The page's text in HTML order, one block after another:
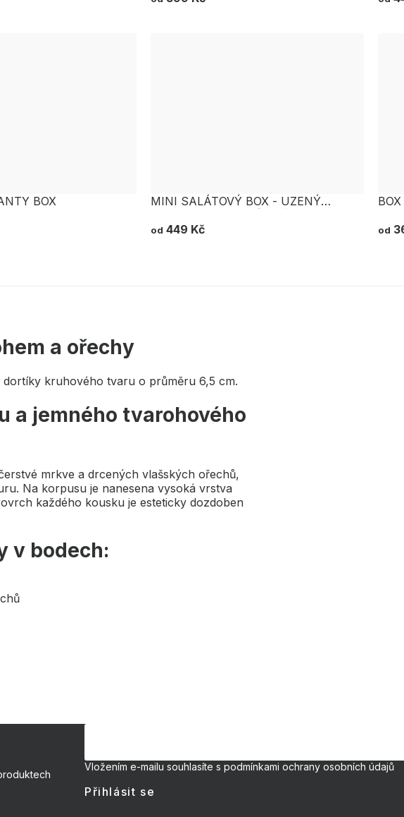
BOX
MINI SALÁTOVÝ BOX - UZENÝ
od 449 Kč od
a ořechy
kruhového tvaru o průměru 6,5 cm.
a jemného tvarohového
mrkve a drcených vlašských ořechů,
Na korpusu je nanesena vysoká vrstva
každého kousku je esteticky dozdoben
v bodech:
Vložením e-mailu souhlasíte s podmínkami ochrany osobních údajů
Přihlásit se